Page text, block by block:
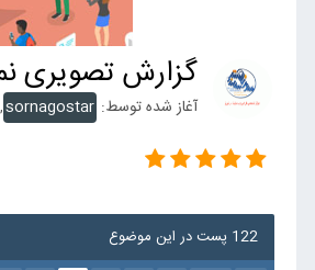
گزارش تصویری
آغاز شده توسط: sornagostar
,
122 پست در این موضوع